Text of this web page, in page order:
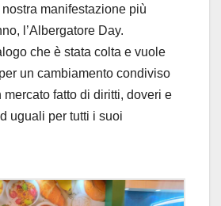
manifestazione più
l’Albergatore Day.
che è stata colta e vuole
un cambiamento condiviso
fatto di diritti, doveri e
uguali per tutti i suoi